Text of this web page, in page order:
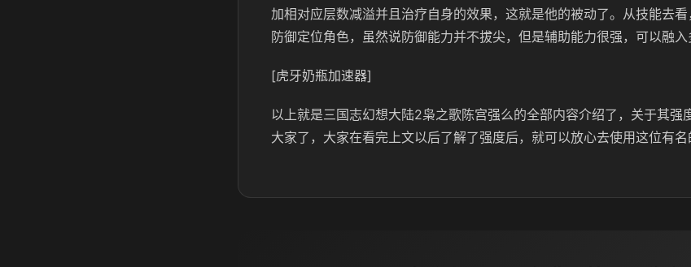
加相对应层数减溢并且治疗自身的效果，这就是他的被动了。从技能去
防御定位角色，虽然说防御能力并不拔尖，但是辅助能力很强，可以融入
[虎牙奶瓶加速器]
以上就是三国志幻想大陆2枭之歌陈宫强么的全部内容介绍了，关于其强
大家了，大家在看完上文以后了解了强度后，就可以放心去使用这位有名